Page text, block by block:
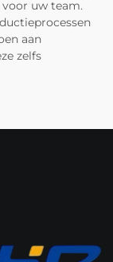
uw team.
aan
zelfs